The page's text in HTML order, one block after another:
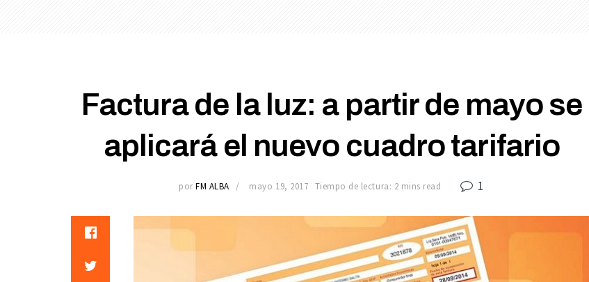
Factura de la luz: a partir de mayo se
aplicará el nuevo cuadro tarifario
por FM ALBA mayo 19, 2017 Tiempo de lectura: 2 mins read 1